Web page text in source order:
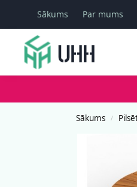
Sākums Par mums
Meklēšana
Sākums /